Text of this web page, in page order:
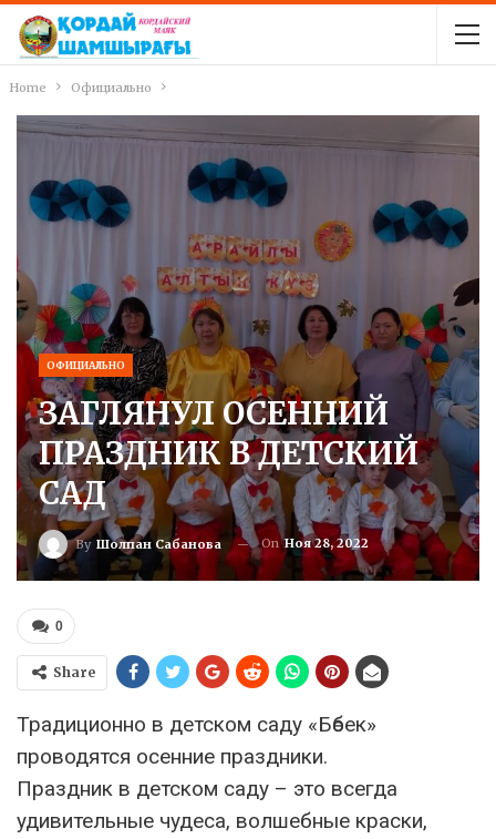
Home Официально
ОФИЦИАЛЬНО
ЗАГЛЯНУЛ ОСЕННИЙ
ПРАЗДНИК В ДЕТСКИЙ
САД
By Шолпан Сабанова OnНоя 28, 2022
0
Share
Традиционно в детском саду «Бөбек»
проводятся осенние праздники.
Праздник в детском саду – это всегда
удивительные чудеса, волшебные краски,